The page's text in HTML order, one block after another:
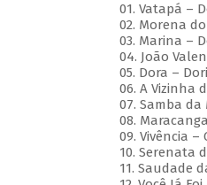
01. Vatapá –
02. Morena
03. Marina –
04. João
05. Dora –
06. A Vizinha
07. Samba da
08.
09. Vivência –
10. Serenata
11. Saudade